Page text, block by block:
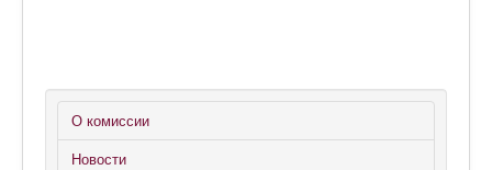
О комиссии
Новости